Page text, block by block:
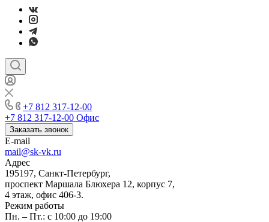
+7 812 317-12-00
+7 812 317-12-00 Офис
Заказать звонок
E-mail
mail@sk-vk.ru
Адрес
195197, Санкт-Петербург,
проспект Маршала Блюхера 12, корпус 7,
4 этаж, офис 406-3.
Режим работы
Пн. – Пт.: с 10:00 до 19:00